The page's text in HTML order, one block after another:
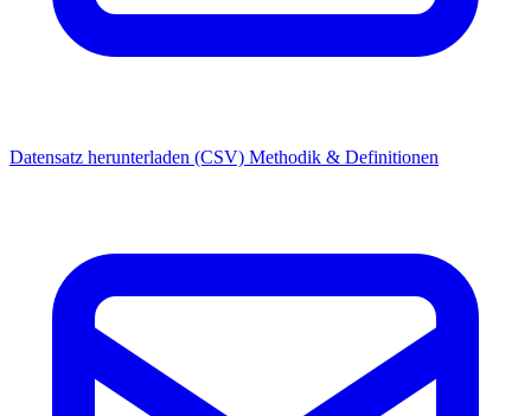
Datensatz herunterladen (CSV) Methodik & Definitionen